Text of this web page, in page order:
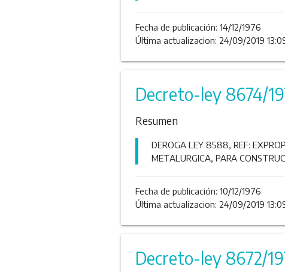
Fecha de publicación: 14/12/1976
Última actualizacion: 24/09/2019
Decreto-ley 8674/
Resumen
DEROGA LEY 8588, REF:
METALURGICA, PARA
Fecha de publicación: 10/12/1976
Última actualizacion: 24/09/2019
Decreto-ley 8672/